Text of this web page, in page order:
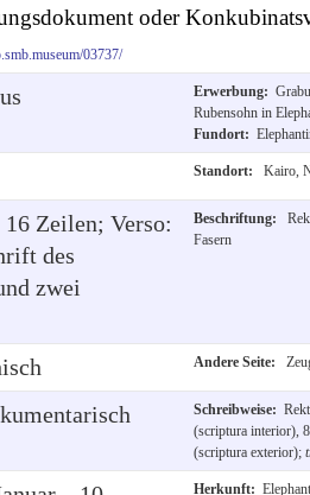
oder
03737/
Erwerbung:
Rubensohn in
Fundort:
Standort: Kairo,
Zeilen; Verso:
des
zwei
Beschriftung:
Fasern
Andere Seite:
Schreibweise:
(scriptura interior),
(scriptura exterior);
Herkunft: